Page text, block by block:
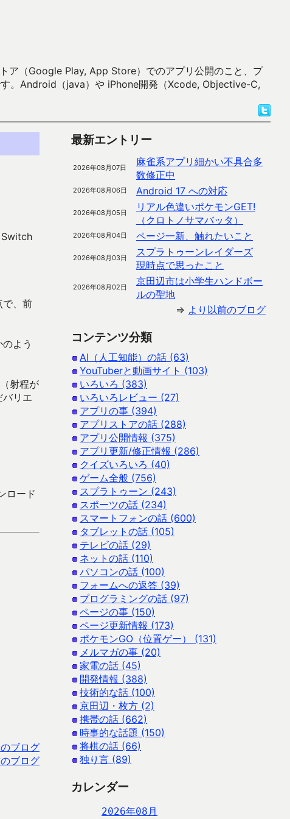
ア（Google Play, App Store）でのアプリ公開のこと、プ
。Android（java）や iPhone開発（Xcode, Objective-C,
Switch
で、前
よう
射程が
リエ
ロード
ブログ
ブログ
最新エントリー
2026年08月07日
麻雀系アプリ細かい不具合多
数修正中
2026年08月06日 Android 17 への対応
2026年08月05日
リアル色違いポケモンGET!
（クロトノサマバッタ）
2026年08月04日 ページ一新、触れたいこと
2026年08月03日
スプラトゥーンレイダーズ
現時点で思ったこと
2026年08月02日
京田辺市は小学生ハンドボー
ルの聖地
⇒ より以前のブログ
コンテンツ分類
AI（人工知能）の話 (63)
YouTuberと動画サイト (103)
いろいろ (383)
いろいろレビュー (27)
アプリの事 (394)
アプリストアの話 (288)
アプリ公開情報 (375)
アプリ更新/修正情報 (286)
クイズいろいろ (40)
ゲーム全般 (756)
スプラトゥーン (243)
スポーツの話 (234)
スマートフォンの話 (600)
タブレットの話 (105)
テレビの話 (29)
ネットの話 (110)
パソコンの話 (100)
フォームへの返答 (39)
プログラミングの話 (97)
ページの事 (150)
ページ更新情報 (173)
ポケモンGO（位置ゲー） (131)
メルマガの事 (20)
家電の話 (45)
開発情報 (388)
技術的な話 (100)
京田辺・枚方 (2)
携帯の話 (662)
時事的な話題 (150)
将棋の話 (66)
独り言 (89)
カレンダー
2026年08月